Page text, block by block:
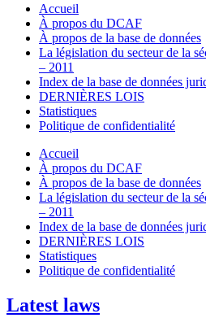
Accueil
À propos du DCAF
À propos de la base de données
La législation du secteur de la
– 2011
Index de la base de données
DERNIÈRES LOIS
Statistiques
Politique de confidentialité
Accueil
À propos du DCAF
À propos de la base de données
La législation du secteur de la
– 2011
Index de la base de données
DERNIÈRES LOIS
Statistiques
Politique de confidentialité
Latest laws